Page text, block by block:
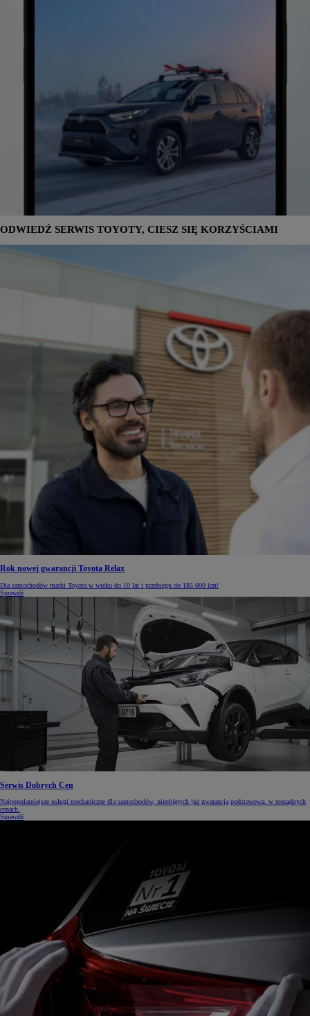
ODWIEDŹ SERWIS TOYOTY, CIESZ SIĘ KORZYŚCIAMI
Rok nowej gwarancji Toyota Relax
Dla samochodów marki Toyota w wieku do 10 lat i przebiegu do 185 000 km!
Sprawdź
Serwis Dobrych Cen
Najpopularniejsze usługi mechaniczne dla samochodów, nieobjętych już gwarancją podstawową, w rozsądnych
cenach.
Sprawdź